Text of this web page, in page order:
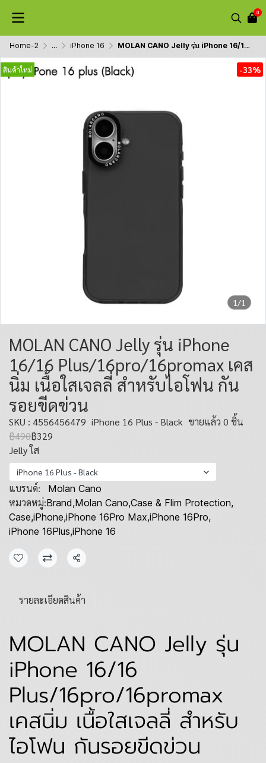
0
Home-2 ... iPhone 16 MOLAN CANO Jelly รุ่น iPhone 16/16 Plus/16pro/16promax เคสนิ่ม เนื้อใสเจลลี่ สำหรับไอโฟน กันรอยขีดข่วน
1/1
สินค้าใหม่ -33%
MOLAN CANO Jelly รุ่น iPhone
16/16 Plus/16pro/16promax เคส
นิ่ม เนื้อใสเจลลี่ สำหรับไอโฟน กัน
รอยขีดข่วน
SKU : 4556456479 iPhone 16 Plus - Black ขายแล้ว 0 ชิ้น
฿490฿329
Jelly ใส
iPhone 16 Plus - Black
แบรนด์: Molan Cano
หมวดหมู่:Brand,Molan Cano,Case & Flim Protection,
Case,iPhone,iPhone 16Pro Max,iPhone 16Pro,
iPhone 16Plus,iPhone 16
แชร์
รายละเอียดสินค้า
MOLAN CANO Jelly รุ่น
iPhone 16/16
Plus/16pro/16promax
เคสนิ่ม เนื้อใสเจลลี่ สำหรับ
ไอโฟน กันรอยขีดข่วน